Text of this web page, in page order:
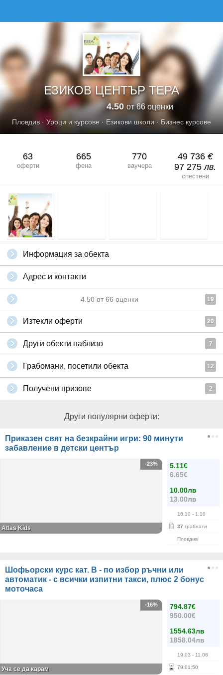
ЕЗИКОВ ЦЕНТЪР ТЕРА
4.50от 66 оценки
Пловдив · Уроци и курсове · Езикови школи · Бизнес курсове
63
оферти
665
фена
770
ваучера
49 736 €
97 275лв.
спестени
Информация за обекта
Адрес и контакти
4.50 от 66 оценки 19
Изтекли оферти 20
Други обекти наблизо 7
Грабомани, посетили обекта 12
Получени призове 2
Други популярни оферти:
Приказен свят на безкрайни игри: 90 минути
забавление в детски център
5.11€
6.65€
10.00лв
13.00лв
16.10 - 1.10
37 грабнати
Пловдив
-23%
Atlas Kids
Шофьорски курс кат. B - по избор ръчни или
автоматик - с всички изпитни такси, плюс 2 бонус
моточаса
794.87€
950.00€
1554.63лв
1858.04лв
19.03 - 11.08
79:01 :50
-16%
Уча се да карам